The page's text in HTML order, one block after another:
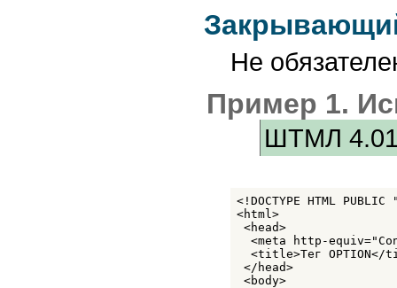
Не
Пример 1.
ШТМЛ
<!DOCTYPE HTML
<html>
<head>
<meta http-
<title>Тег OPTION</
</head>
<body>